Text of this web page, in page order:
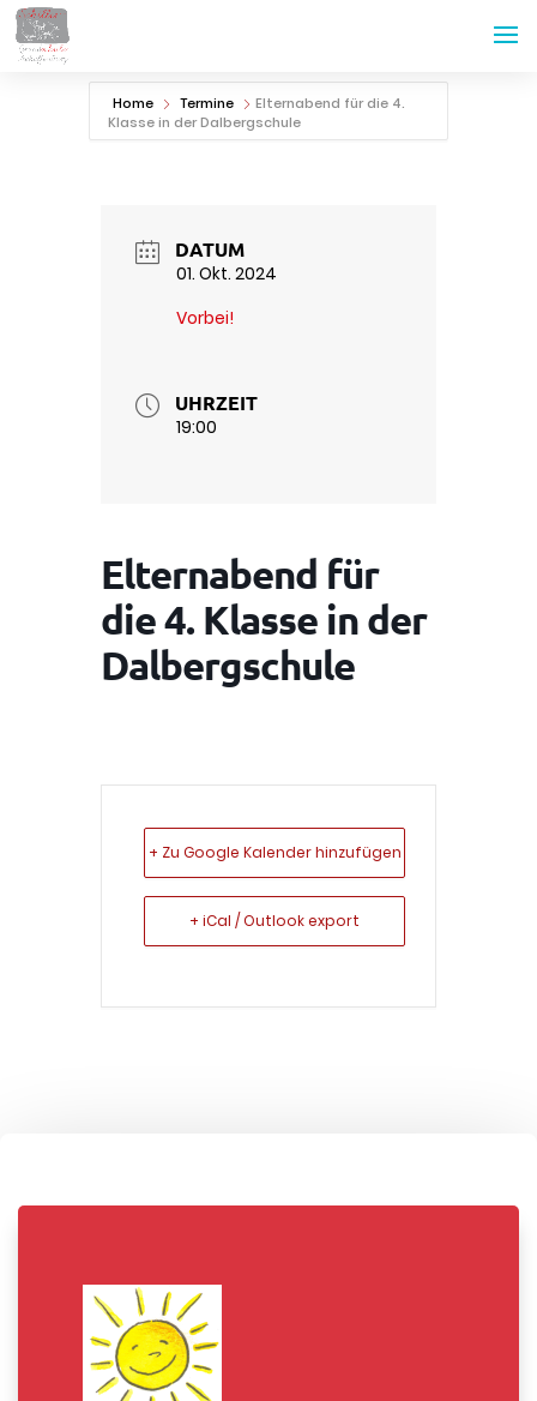
Home Termine
Elternabend für die 4.
Klasse in der Dalbergschule
DATUM
01. Okt. 2024
Vorbei!
UHRZEIT
19:00
Elternabend für
die 4. Klasse in der
Dalbergschule
+ Zu Google Kalender hinzufügen
+ iCal / Outlook export